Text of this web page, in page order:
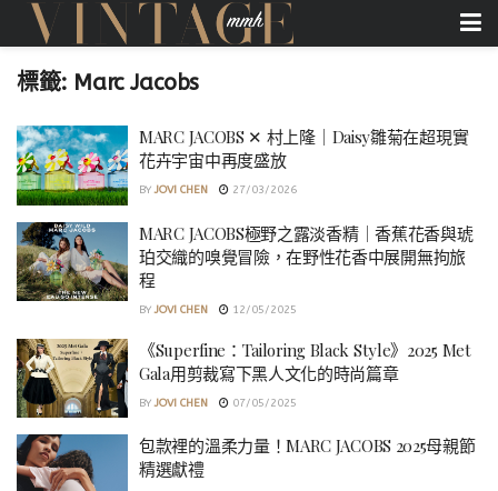
標籤: Marc Jacobs
MARC JACOBS ✕ 村上隆｜Daisy雛菊在超現實
花卉宇宙中再度盛放
BY JOVI CHEN 27/03/2026
MARC JACOBS極野之露淡香精｜香蕉花香與琥
珀交織的嗅覺冒險，在野性花香中展開無拘旅
程
BY JOVI CHEN 12/05/2025
《Superfine：Tailoring Black Style》2025 Met
Gala用剪裁寫下黑人文化的時尚篇章
BY JOVI CHEN 07/05/2025
包款裡的溫柔力量！MARC JACOBS 2025母親節
精選獻禮